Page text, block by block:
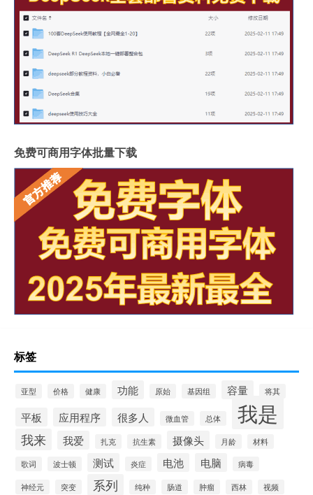
免费可商用字体批量下载
标签
亚型 价格 健康 功能 原始 基因组 容量 将其
平板 应用程序 很多人 微血管 总体 我是
我来 我爱 扎克 抗生素 摄像头 月龄 材料
歌词 波士顿 测试 炎症 电池 电脑 病毒
神经元 突变 系列 纯种 肠道 肿瘤 西林 视频